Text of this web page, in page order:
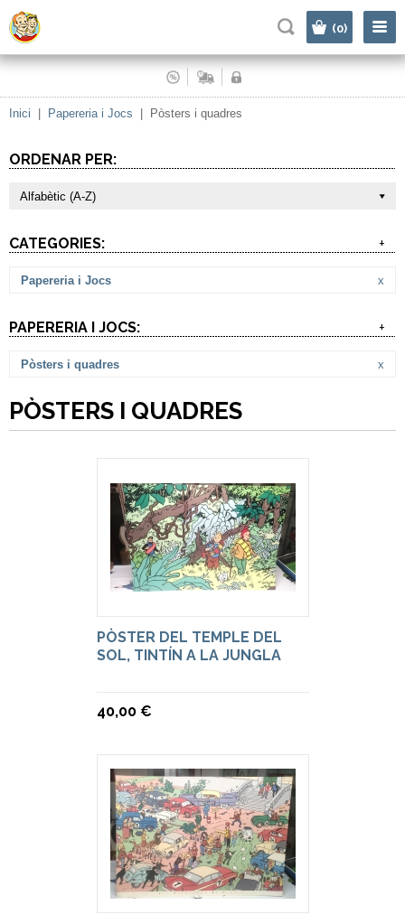
(0)
Inici Papereria i Jocs Pòsters i quadres
ORDENAR PER:
Alfabètic (A-Z)
CATEGORIES: +
Papereria i Jocs x
PAPERERIA I JOCS: +
Pòsters i quadres x
PÒSTERS I QUADRES
PÒSTER DEL TEMPLE DEL
SOL, TINTÍN A LA JUNGLA
40,00 €